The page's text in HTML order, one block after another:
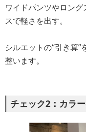
ワイドパンツやロン
スで軽さを出す。
シルエットの“引き算
整います。
チェック2：カラ